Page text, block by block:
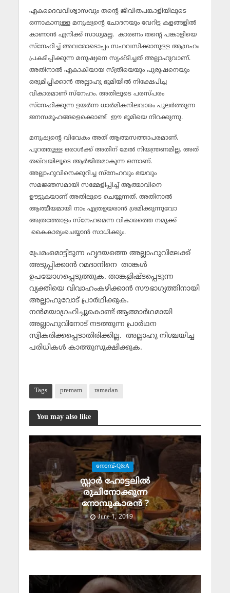
ഏകദൈവവിശ്വാസവും തന്റെ ജീവിതപങ്കാളിയിലൂടെ
ഒന്നാകാനുള്ള മനുഷ്യന്റെ ചോദനയും വേറിട്ട കളങ്ങളില്‍
കാണാന്‍ എനിക്ക് സാധ്യമല്ല. കാരണം തന്റെ പങ്കാളിയെ
സ്‌നേഹിച്ച് അവരോടൊപ്പം സഹവസിക്കാനുള്ള ആഗ്രഹം
പ്രകടിപ്പിക്കുന്ന മനുഷ്യനെ സൃഷ്ടിച്ചത് അല്ലാഹുവാണ്.
അതിനാല്‍ ഏകാകിയായ സ്ത്രീയെയും പുരുഷനെയും
ഒരുമിപ്പിക്കാന്‍ അല്ലാഹു ഭൂമിയില്‍ നിക്ഷേപിച്ച
വികാരമാണ് സ്‌നേഹം. അതിലൂടെ പരസ്പരം
സ്‌നേഹിക്കുന്ന ഉയര്‍ന്ന ധാര്‍മികനിലവാരം പുലര്‍ത്തുന്ന
ജനസമൂഹങ്ങളെക്കൊണ്ട് ഈ ഭൂമിയെ നിറക്കുന്നു.
മനുഷ്യന്റെ വിവേകം അത് ആത്മസത്താപരമാണ്.
പുറത്തുള്ള ഒരാള്‍ക്ക് അതിന് മേല്‍ നിയന്ത്രണമില്ല. അത്
തഖ്‌വയിലൂടെ ആര്‍ജിതമാകുന്ന ഒന്നാണ്.
അല്ലാഹുവിനെക്കുറിച്ച സ്‌നേഹവും ഭയവും
സമജ്ഞസമായി സമ്മേളിപ്പിച്ച് ആത്മാവിനെ
ഊട്ടുകയാണ് അതിലൂടെ ചെയ്യുന്നത്. അതിനാല്‍
ആത്മീയമായി നാം എത്രഉയരാന്‍ ശ്രമിക്കുന്നുവോ
അത്രത്തോളം സ്‌നേഹമെന്ന വികാരത്തെ നമുക്ക്
കൈകാര്യംചെയ്യാന്‍ സാധിക്കും.
പ്രേമംമൊട്ടിടുന്ന ഹൃദയത്തെ അല്ലാഹുവിലേക്ക്
അടുപ്പിക്കാന്‍ റമദാനിനെ താങ്കള്‍
ഉപയോഗപ്പെടുത്തുക. താങ്കളിഷ്ടപ്പെടുന്ന
വ്യക്തിയെ വിവാഹംകഴിക്കാന്‍ സൗഭാഗ്യത്തിനായി
അല്ലാഹുവോട് പ്രാര്‍ഥിക്കുക.
നന്‍മയാഗ്രഹിച്ചുകൊണ്ട് ആത്മാര്‍ഥമായി
അല്ലാഹുവിനോട് നടത്തുന്ന പ്രാര്‍ഥന
സ്വീകരിക്കപ്പെടാതിരിക്കില്ല. അല്ലാഹു നിശ്ചയിച്ച
പരിധികള്‍ കാത്തുസൂക്ഷിക്കുക.
Tags premam ramadan
You may also like
നോമ്പ്-Q&A
സ്റ്റാര്‍ ഹോട്ടലില്‍
രുചിനോക്കുന്ന
നോമ്പുകാരന്‍ ?
June 1, 2019